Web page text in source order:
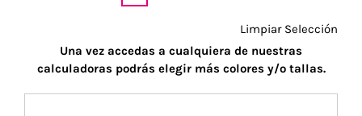
Limpiar Selección
Una vez accedas a cualquiera de nuestras
calculadoras podrás elegir más colores y/o tallas.